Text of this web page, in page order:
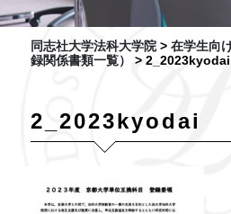
同志社大学法科大学院> 在学生向
録関係書類一覧）
> 2_2023kyodai
2_2023kyodai